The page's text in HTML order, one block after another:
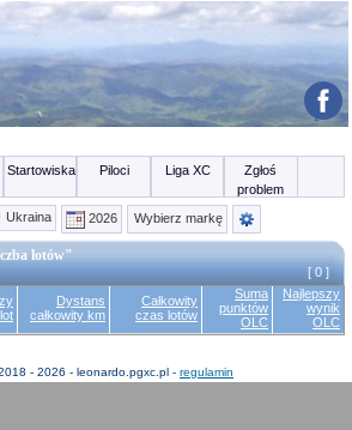
Startowiska Piloci Liga XC
Zgłoś
problem
Ukraina
2026 Wybierz markę
lotów"
[ 0 ]
Dystans
całkowity km
Całkowity
czas lotów
Suma
punktów
OLC
Najlepszy
wynik
OLC
- 2026 - leonardo.pgxc.pl - regulamin